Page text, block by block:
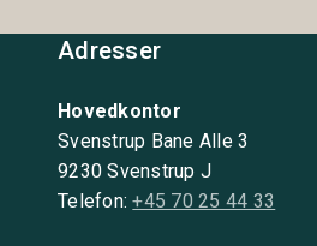
Adresser
Hovedkontor
Svenstrup Bane Alle 3
9230 Svenstrup J
Telefon:+45 70 25 44 33